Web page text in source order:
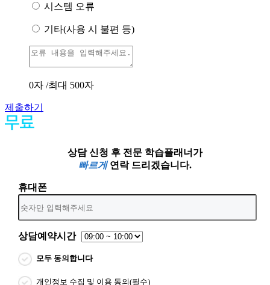
시스템 오류
기타(사용 시 불편 등)
0자 /최대 500자
제출하기
상담 신청 후 전문 학습플래너가
빠르게연락 드리겠습니다.
휴대폰
상담예약시간
모두 동의합니다
개인정보 수집 및 이용 동의(필수)